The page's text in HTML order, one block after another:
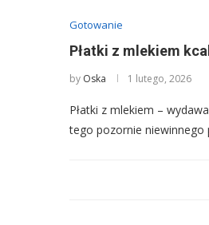
Gotowanie
Płatki z mlekiem
by Oska 1 lutego, 2026
Płatki z mlekiem –
tego pozornie niewinnego